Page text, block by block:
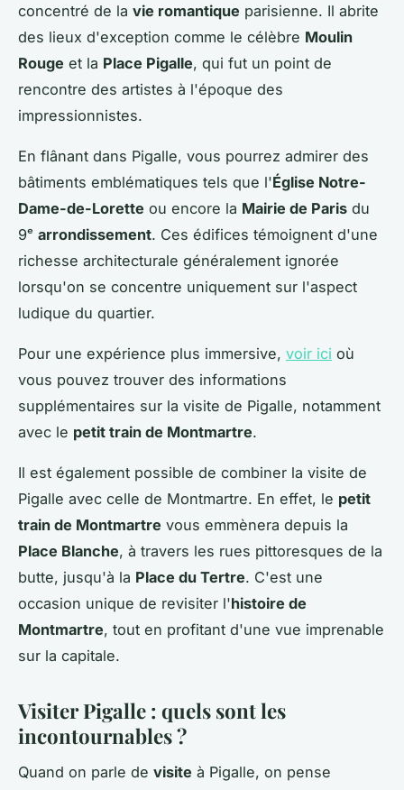
concentré de la vie romantique parisienne. Il abrite
des lieux d'exception comme le célèbre Moulin
Rouge et la Place Pigalle, qui fut un point de
rencontre des artistes à l'époque des
impressionnistes.
En flânant dans Pigalle, vous pourrez admirer des
bâtiments emblématiques tels que l'Église Notre-
Dame-de-Lorette ou encore la Mairie de Paris du
9ᵉ arrondissement. Ces édifices témoignent d'une
richesse architecturale généralement ignorée
lorsqu'on se concentre uniquement sur l'aspect
ludique du quartier.
Pour une expérience plus immersive, voir ici où
vous pouvez trouver des informations
supplémentaires sur la visite de Pigalle, notamment
avec le petit train de Montmartre.
Il est également possible de combiner la visite de
Pigalle avec celle de Montmartre. En effet, le petit
train de Montmartre vous emmènera depuis la
Place Blanche, à travers les rues pittoresques de la
butte, jusqu'à la Place du Tertre. C'est une
occasion unique de revisiter l'histoire de
Montmartre, tout en profitant d'une vue imprenable
sur la capitale.
Visiter Pigalle : quels sont les
incontournables ?
Quand on parle de visite à Pigalle, on pense